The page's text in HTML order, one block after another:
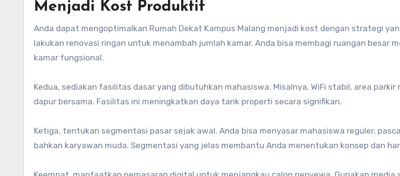
Menjadi Kost Produktif
Anda dapat mengoptimalkan Rumah Dekat Kampus Malang menjadi kost dengan strategi
lakukan renovasi ringan untuk menambah jumlah kamar. Anda bisa membagi ruangan besar
kamar fungsional.
Kedua, sediakan fasilitas dasar yang dibutuhkan mahasiswa. Misalnya, WiFi stabil, area parkir
dapur bersama. Fasilitas ini meningkatkan daya tarik properti secara signifikan.
Ketiga, tentukan segmentasi pasar sejak awal. Anda bisa menyasar mahasiswa reguler,
bahkan karyawan muda. Segmentasi yang jelas membantu Anda menentukan konsep dan